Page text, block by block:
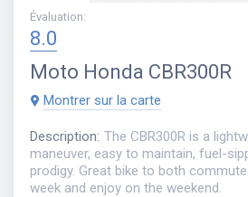
Évaluation:
8.0
Moto Honda CBR300R
Montrer sur la carte
Description: The CBR300R is a
maneuver, easy to maintain, fuel-
prodigy. Great bike to both
week and enjoy on the weekend.